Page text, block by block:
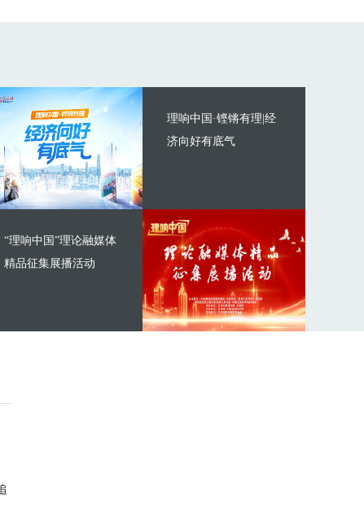
理响中国·铿锵有理|经
济向好有底气
“理响中国”理论融媒体
精品征集展播活动